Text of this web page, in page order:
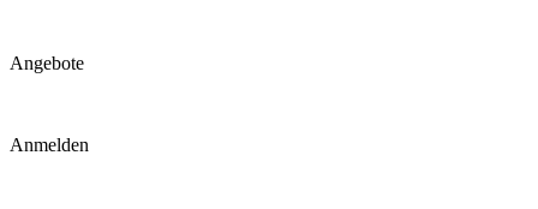
Angebote
Anmelden